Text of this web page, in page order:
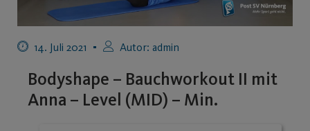
14. Juli 2021 Autor: admin
Bodyshape – Bauchworkout II mit
Anna – Level (MID) – Min.